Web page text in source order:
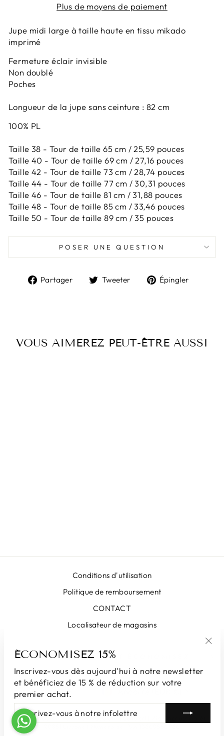
ÉCONOMISEZ 15%
Inscrivez-vous dès aujourd'hui à notre newsletter
et bénéficiez de 15 % de réduction sur votre
premier achat.
INSCRIVEZ-
VOUS
À
NOTRE
S'INSCRIRE
Plus de moyens de paiement
Jupe midi large à taille haute en tissu mikado
imprimé
Fermeture éclair invisible
Non doublé
Poches
Longueur de la jupe sans ceinture : 82 cm
100% PL
Taille 38 - Tour de taille 65 cm / 25,59 pouces
Taille 40 - Tour de taille 69 cm / 27,16 pouces
Taille 42 - Tour de taille 73 cm / 28,74 pouces
Taille 44 - Tour de taille 77 cm / 30,31 pouces
Taille 46 - Tour de taille 81 cm / 31,88 pouces
Taille 48 - Tour de taille 85 cm / 33,46 pouces
Taille 50 - Tour de taille 89 cm / 35 pouces
POSER UNE QUESTION
Partager
PartagerTweeter
TweeterÉpingler
VOUS AIMEREZ PEUT-ÊTRE AUSSI
Conditions d'utilisation
Politique de remboursement
CONTACT
Localisateur de magasins
INSCRIVEZ-VOUS ET ÉCONOMISEZ
LANGUE
Français DEVISE
© 2026 LUNATICAMILANO.COM | Luna srl ​​​​| Via Cappuccina 61,